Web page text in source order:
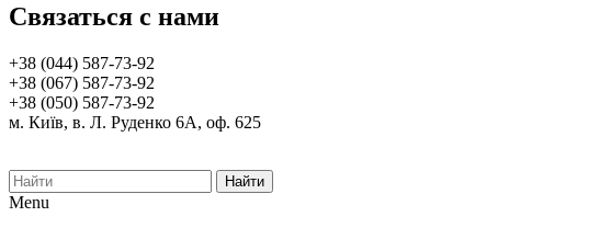
Связаться с нами
+38 (044) 587-73-92
+38 (067) 587-73-92
+38 (050) 587-73-92
м. Київ, в. Л. Руденко 6А, оф. 625
Найти
Menu